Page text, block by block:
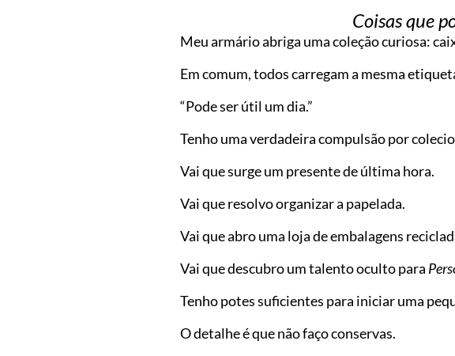
Coisas que
Meu armário abriga uma coleção curiosa:
Em comum, todos carregam a mesma
“Pode ser útil um dia.”
Tenho uma verdadeira compulsão por
Vai que surge um presente de última hora.
Vai que resolvo organizar a papelada.
Vai que abro uma loja de embalagens
Vai que descubro um talento oculto para
Tenho potes suficientes para iniciar uma
O detalhe é que não faço conservas.